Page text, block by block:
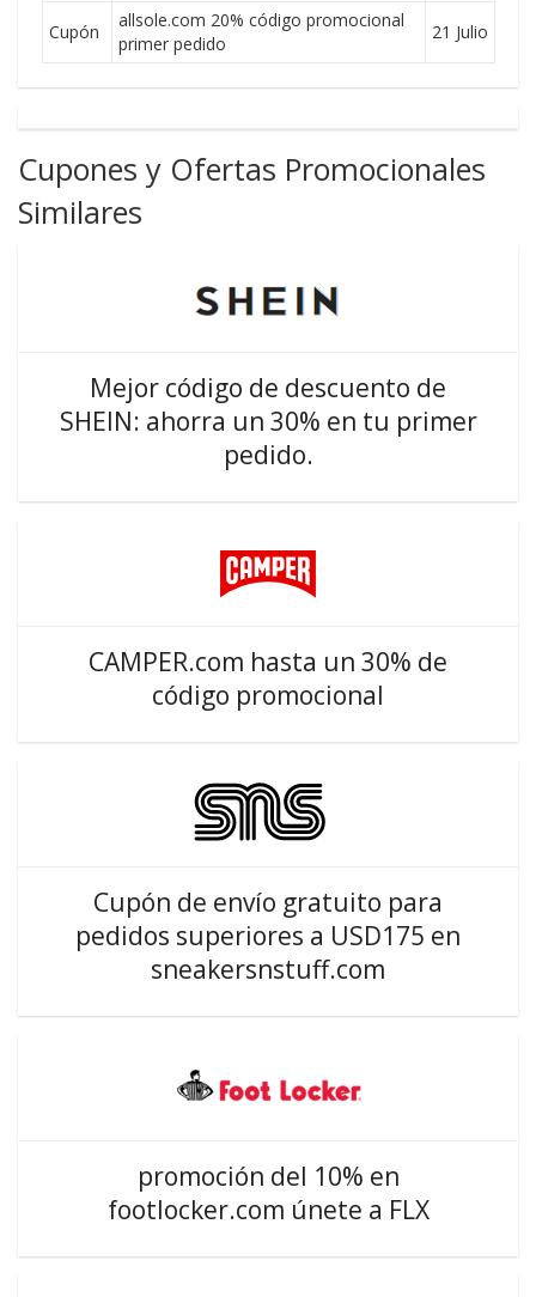
Cupón
allsole.com 20% código promocional
primer pedido
21 Julio
Cupones y Ofertas Promocionales
Similares
Mejor código de descuento de
SHEIN: ahorra un 30% en tu primer
pedido.
CAMPER.com hasta un 30% de
código promocional
Cupón de envío gratuito para
pedidos superiores a USD175 en
sneakersnstuff.com
promoción del 10% en
footlocker.com únete a FLX